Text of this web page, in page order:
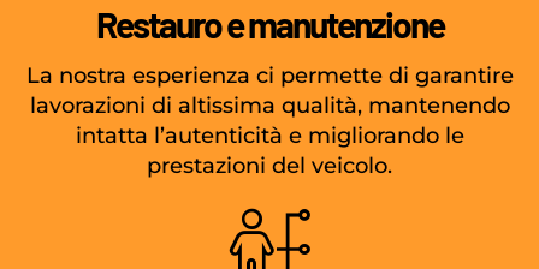
Restauro e manutenzione
La nostra esperienza ci permette di garantire
lavorazioni di altissima qualità, mantenendo
intatta l’autenticità e migliorando le
prestazioni del veicolo.